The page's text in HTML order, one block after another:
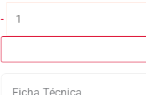
-
CAIMA